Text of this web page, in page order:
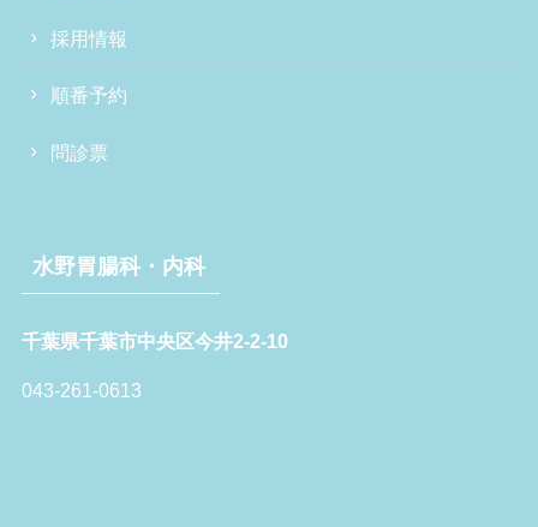
採用情報
順番予約
問診票
水野胃腸科・内科
千葉県千葉市中央区今井2-2-10
043-261-0613